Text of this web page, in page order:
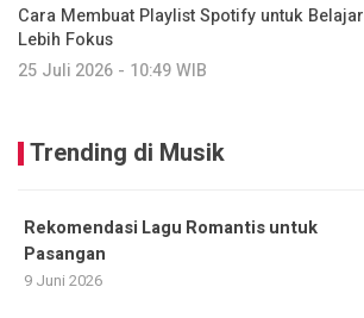
Cara Membuat Playlist Spotify untuk Belajar
Lebih Fokus
25 Juli 2026 - 10:49 WIB
Trending di Musik
Rekomendasi Lagu Romantis untuk
Pasangan
9 Juni 2026